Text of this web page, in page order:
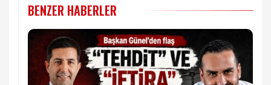
BENZER HABERLER